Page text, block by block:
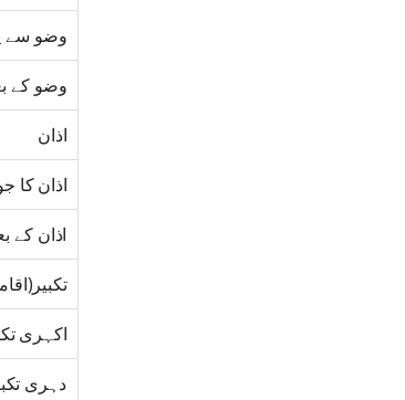
وضو سے
وضو کے
اذان
اذان کا
اذان کے
اکہری
دہری